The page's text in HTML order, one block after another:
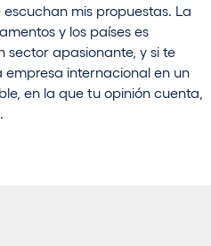
mis propuestas. La
y los países es
sector apasionante, y si te
internacional en un
en la que tu opinión cuenta,